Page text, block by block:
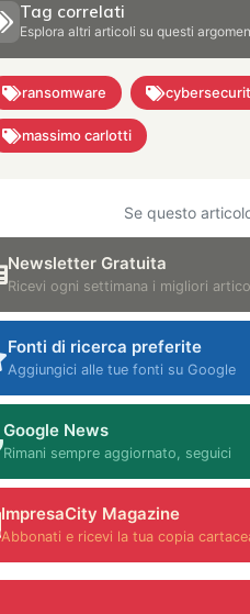
Tag correlati
Esplora altri articoli su questi
ransomware
massimo carlotti
Se questo
Newsletter Gratuita
Ricevi ogni settimana i migliori
Fonti di ricerca preferite
Aggiungici alle tue fonti su Google
Google News
Rimani sempre aggiornato, seguici
ImpresaCity Magazine
Abbonati e ricevi la tua copia